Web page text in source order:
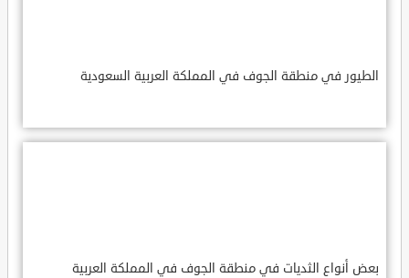
الطيور في منطقة الجوف في المملكة العربية السعودية
بعض أنواع الثديات في منطقة الجوف في المملكة العربية